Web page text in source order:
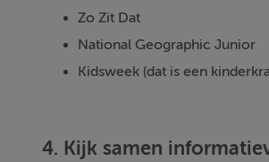
Zo Zit Dat
National Geographic Junior
Kidsweek (dat is een
4. Kijk samen